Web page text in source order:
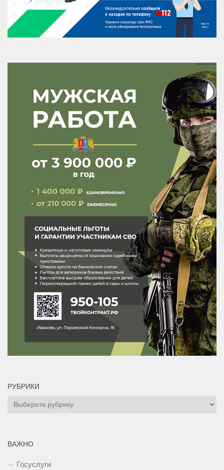
РУБРИКИ
Рубрики
ВАЖНО
Госуслуги